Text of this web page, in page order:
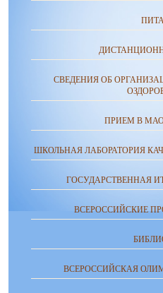
СВЕДЕНИЯ ОБ
ПРИЕМ В
ШКОЛЬНАЯ ЛАБОРАТОРИЯ
ГОСУДАРСТВЕННАЯ
ВСЕРОССИЙСКИЕ
ВСЕРОССИЙСКАЯ